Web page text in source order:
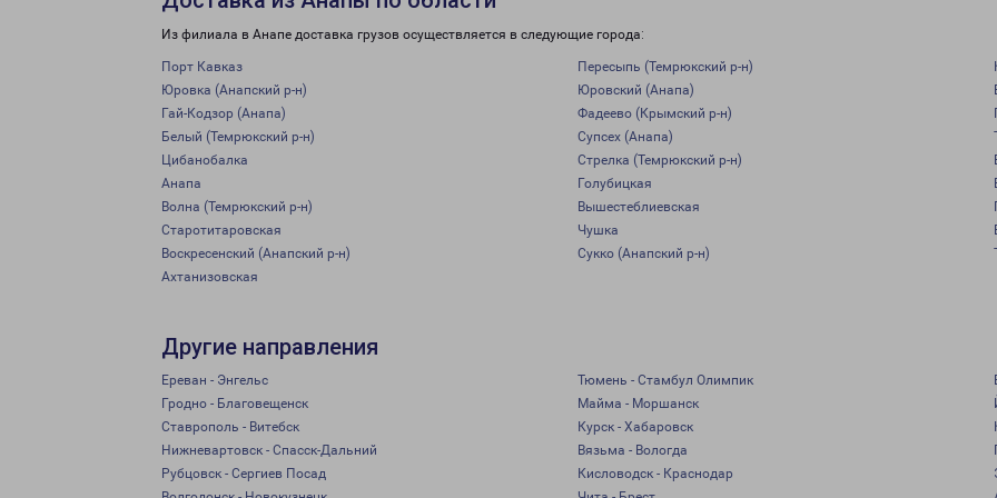
Из филиала в Анапе доставка грузов осуществляется в следующие города:
Порт Кавказ Пересыпь (Темрюкский р-н)
Юровка (Анапский р-н)
Юровский (Анапа)
Гай-Кодзор (Анапа)
Фадеево (Крымский р-н)
Белый (Темрюкский р-н)
Супсех (Анапа)
Цибанобалка
Стрелка (Темрюкский р-н)
Анапа
Голубицкая
Волна (Темрюкский р-н)
Вышестеблиевская
Старотитаровская
Чушка
Воскресенский (Анапский р-н)
Сукко (Анапский р-н)
Ахтанизовская
Другие направления
Ереван - Энгельс Тюмень - Стамбул Олимпик
Гродно - Благовещенск
Майма - Моршанск
Ставрополь - Витебск
Курск - Хабаровск
Нижневартовск - Спасск-Дальний
Вязьма - Вологда
Рубцовск - Сергиев Посад
Кисловодск - Краснодар